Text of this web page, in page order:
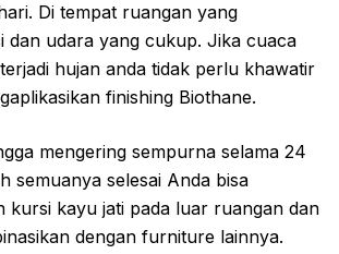
Di tempat ruangan yang
dan udara yang cukup. Jika cuaca
hujan anda tidak perlu khawatir
finishing Biothane.
mengering sempurna selama 24
semuanya selesai Anda bisa
kursi kayu jati pada luar ruangan dan
dengan furniture lainnya.